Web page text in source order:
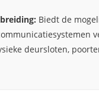
Biedt de
deursloten,